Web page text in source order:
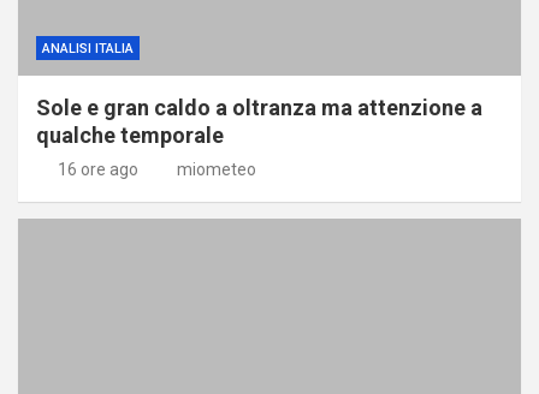
ANALISI ITALIA
Sole e gran caldo a oltranza ma attenzione a
qualche temporale
16 ore ago miometeo